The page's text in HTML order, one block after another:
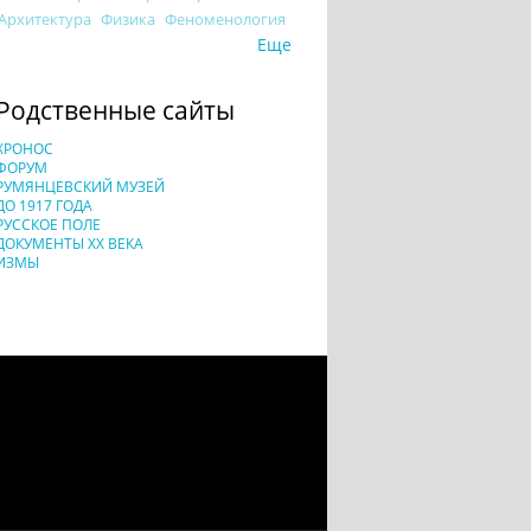
Физика Феноменология
Еще
сайты
МУЗЕЙ
1917 ГОДА
ПОЛЕ
XX ВЕКА